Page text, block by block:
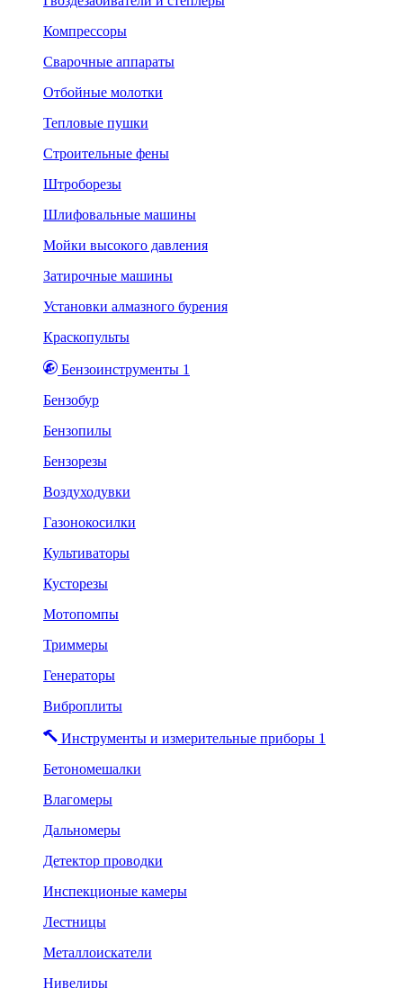
Компрессоры
Сварочные аппараты
Отбойные молотки
Тепловые пушки
Строительные фены
Штроборезы
Шлифовальные машины
Мойки высокого давления
Затирочные машины
Установки алмазного бурения
Краскопульты
Бензоинструменты 1
Бензобур
Бензопилы
Бензорезы
Воздуходувки
Газонокосилки
Культиваторы
Кусторезы
Мотопомпы
Триммеры
Генераторы
Виброплиты
Инструменты и измерительные приборы 1
Бетономешалки
Влагомеры
Дальномеры
Детектор проводки
Инспекционые камеры
Лестницы
Металлоискатели
Нивелиры